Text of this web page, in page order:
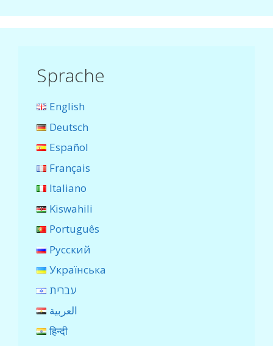
Sprache
English
Deutsch
Español
Français
Italiano
Kiswahili
Português
Русский
Українська
עברית
العربية
हिन्दी